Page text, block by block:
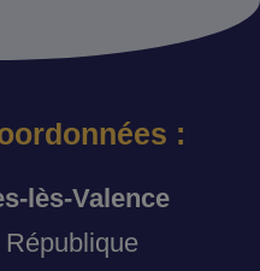
:
lès-Valence